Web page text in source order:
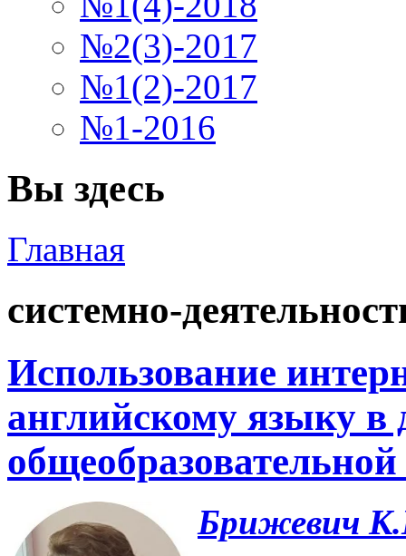
№2(3)-2017
№1(2)-2017
№1-2016
Вы здесь
Главная
системно-
Использование
английскому языку
Брижевич